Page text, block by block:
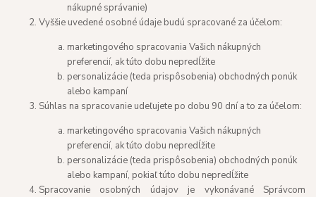
nákupné správanie)
Vyššie uvedené osobné údaje budú spracované za účelom:
marketingového spracovania Vašich nákupných
preferencií, ak túto dobu nepredĺžite
personalizácie (teda prispôsobenia) obchodných ponúk
alebo kampaní
Súhlas na spracovanie udeľujete po dobu 90 dní a to za účelom:
marketingového spracovania Vašich nákupných
preferencií, ak túto dobu nepredĺžite
personalizácie (teda prispôsobenia) obchodných ponúk
alebo kampaní, pokiaľ túto dobu nepredĺžite
Spracovanie osobných údajov je vykonávané Správcom